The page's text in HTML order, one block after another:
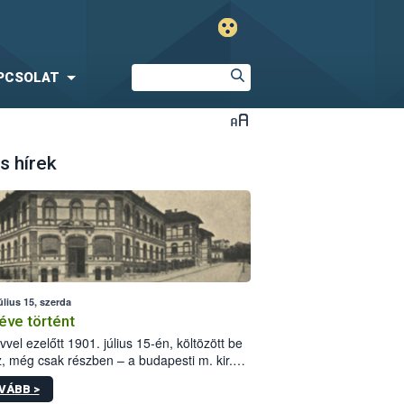
hírek
15, szerda
történt
ezelőtt 1901. július 15-én, költözött be
még csak részben – a budapesti m. kir.
állomás a Kis Rókus utca
alatti, Czigler Győző által tervezett új
>